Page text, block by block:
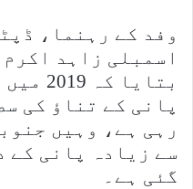
وفد کے رہنما،
اسمبلی زاہد
بتایا
سے زیادہ پانی کے
گئی ہے۔